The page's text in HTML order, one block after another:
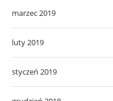
marzec 2019
luty 2019
styczeń 2019